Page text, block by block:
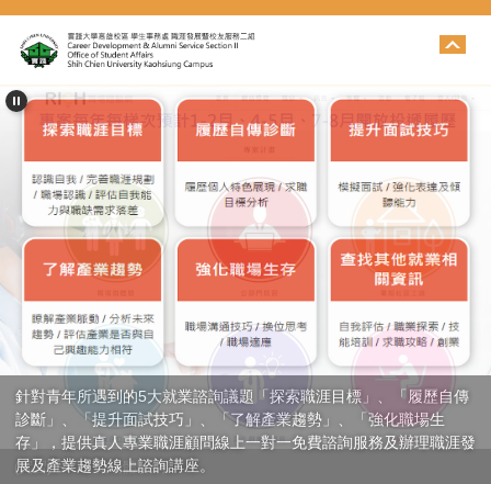
跳
到
主
要
內
(實習) RICH 職場體驗網
針對青年所遇到的5大就業諮詢議題「探索職涯目標」、「履歷自傳
診斷」、「提升面試技巧」、「了解產業趨勢」、「強化職場生
存」，提供真人專業職涯顧問線上一對一免費諮詢服務及辦理職涯發
展及產業趨勢線上諮詢講座。